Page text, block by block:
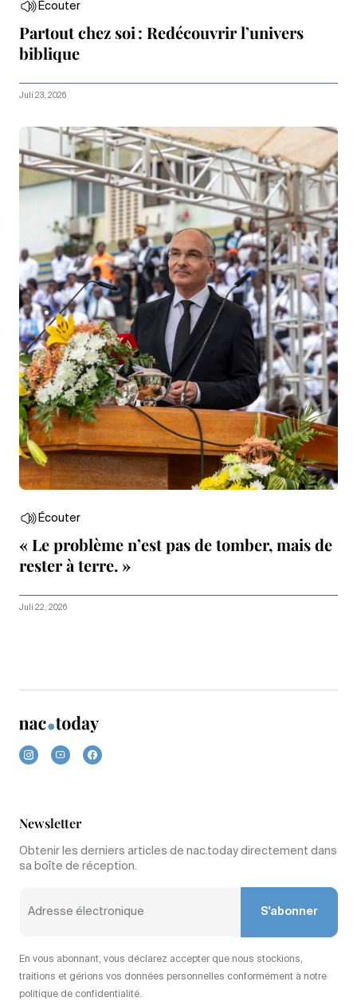
Écouter
Partout chez soi : Redécouvrir l’univers
biblique
Juli 23, 2026
Écouter
« Le problème n’est pas de tomber, mais de
rester à terre. »
Juli 22, 2026
Newsletter
Obtenir les derniers articles de nac.today directement dans
sa boîte de réception.
S'abonner
En vous abonnant, vous déclarez accepter que nous stockions,
traitions et gérions vos données personnelles conformément à notre
politique de confidentialité.